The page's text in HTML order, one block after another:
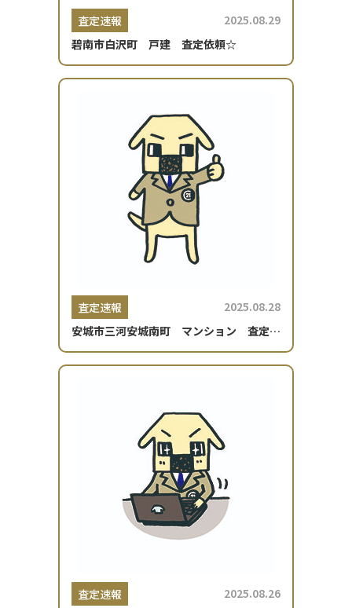
査定速報
2025.08.29
碧南市白沢町 戸建 査定依頼☆
査定速報
2025.08.28
安城市三河安城南町 マンション 査定依
査定速報
2025.08.26